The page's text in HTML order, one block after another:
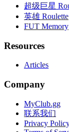
超级巨星
英雄 Roulette
FUT Memory
Resources
Articles
Company
MyClub.gg
联系我们
Privacy